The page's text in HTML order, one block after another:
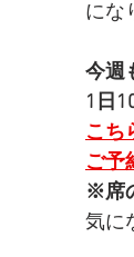
にな
今週
1日
こち
ご予
※席
気に